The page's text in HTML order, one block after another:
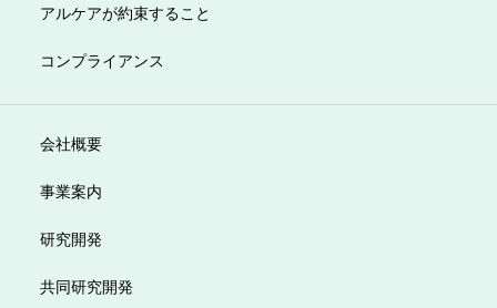
アルケアが約束すること
コンプライアンス
会社概要
事業案内
研究開発
共同研究開発